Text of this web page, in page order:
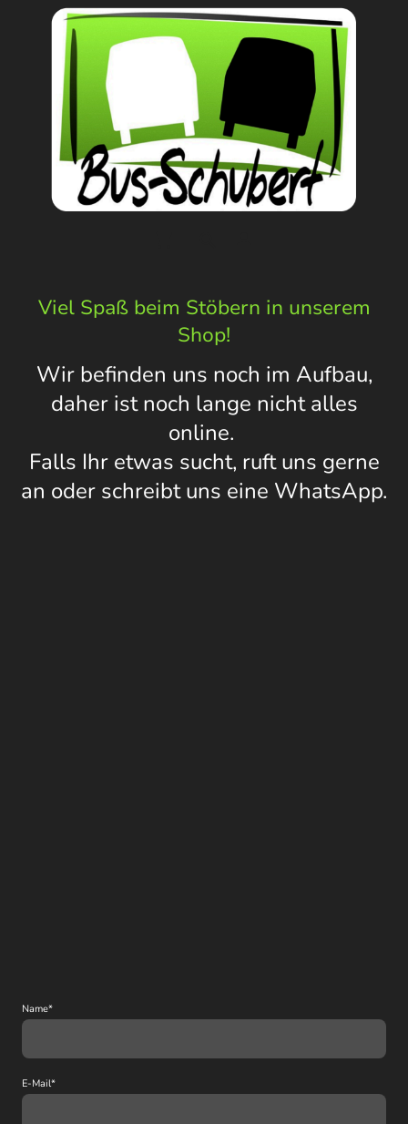
Viel Spaß beim Stöbern in unserem
Shop!
Wir befinden uns noch im Aufbau,
daher ist noch lange nicht alles
online.
Falls Ihr etwas sucht, ruft uns gerne
an oder schreibt uns eine WhatsApp.
Name*
E-Mail*